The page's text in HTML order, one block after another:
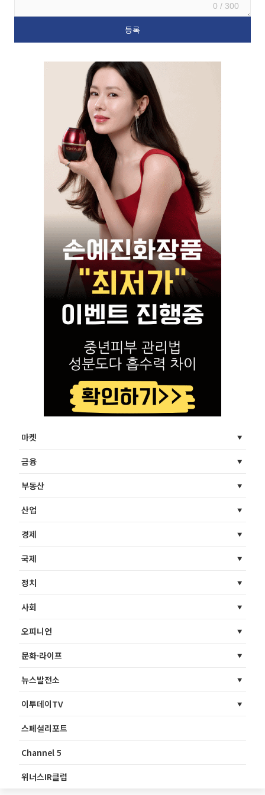
0 / 300
마켓
금융
부동산
산업
경제
국제
정치
사회
오피니언
문화·라이프
뉴스발전소
이투데이TV
스페셜리포트
Channel 5
위너스IR클럽